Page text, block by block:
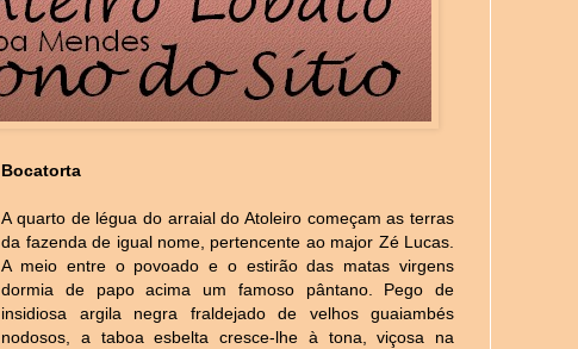
Bocatorta
A quarto de légua do arraial do Atoleiro começam as terras
da fazenda de igual nome, pertencente ao major Zé Lucas.
A meio entre o povoado e o estirão das matas virgens
dormia de papo acima um famoso pântano. Pego de
insidiosa argila negra fraldejado de velhos guaiambés
nodosos, a taboa esbelta cresce-lhe à tona, viçosa na